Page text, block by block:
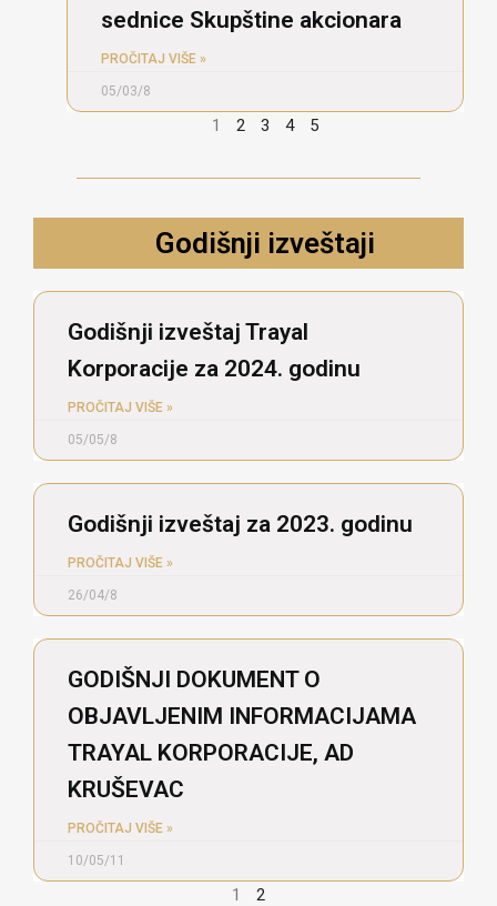
sednice Skupštine akcionara
PROČITAJ VIŠE »
05/03/8
1 2 3 4 5
Godišnji izveštaji
Godišnji izveštaj Trayal
Korporacije za 2024. godinu
PROČITAJ VIŠE »
05/05/8
Godišnji izveštaj za 2023. godinu
PROČITAJ VIŠE »
26/04/8
GODIŠNJI DOKUMENT O
OBJAVLJENIM INFORMACIJAMA
TRAYAL KORPORACIJE, AD
KRUŠEVAC
PROČITAJ VIŠE »
10/05/11
1 2